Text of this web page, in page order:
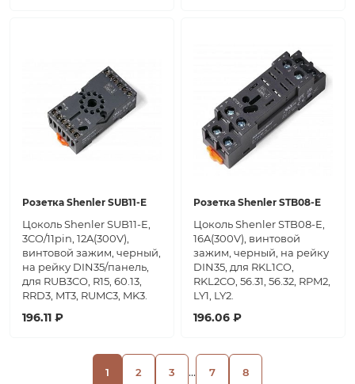
Розетка Shenler SUB11-E
Цоколь Shenler SUB11-E,
3CO/11pin, 12A(300V),
винтовой зажим, черный,
на рейку DIN35/панель,
для RUB3CO, R15, 60.13,
RRD3, MT3, RUMC3, MK3.
196.11 ₽
Розетка Shenler STB08-E
Цоколь Shenler STB08-E,
16A(300V), винтовой
зажим, черный, на рейку
DIN35, для RKL1CO,
RKL2CO, 56.31, 56.32, RPM2,
LY1, LY2.
196.06 ₽
1 2 3 ... 7 8